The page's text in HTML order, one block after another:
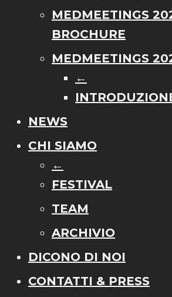
MEDMEETINGS
BROCHURE
MEDMEETINGS
←
NEWS
CHI SIAMO
←
FESTIVAL
TEAM
ARCHIVIO
DICONO DI NOI
CONTATTI & PRESS